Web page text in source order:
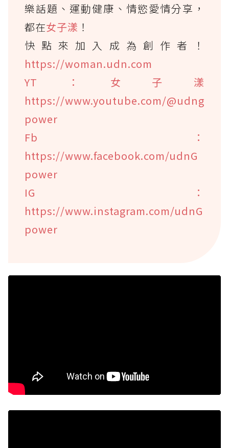
樂話題、運動健康、情慾愛情分享，
都在女子漾 ！
快點來加入成為創作者！
https://woman.udn.com
YT：女子漾
https://www.youtube.com/@udng
power
Fb：
https://www.facebook.com/udnG
power
IG：
https://www.instagram.com/udnG
power